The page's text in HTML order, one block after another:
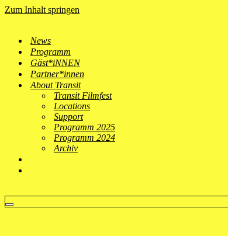
Zum Inhalt springen
News
Programm
Gäst*iNNEN
Partner*innen
About Transit
Transit Filmfest
Locations
Support
Programm 2025
Programm 2024
Archiv
Navigationsmenü